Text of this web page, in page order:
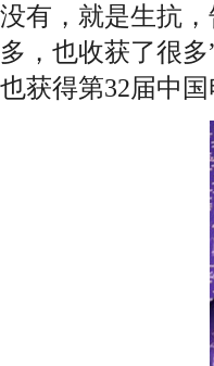
没有，就是生抗
多，也收获了很
也获得第32届中